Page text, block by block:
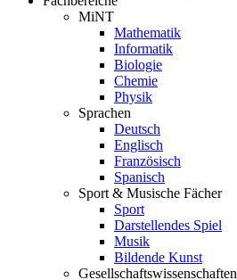
MiNT
Mathematik
Informatik
Biologie
Chemie
Physik
Sprachen
Deutsch
Englisch
Französisch
Spanisch
Sport & Musische Fächer
Sport
Darstellendes Spiel
Musik
Bildende Kunst
Gesellschaftswissenschaften